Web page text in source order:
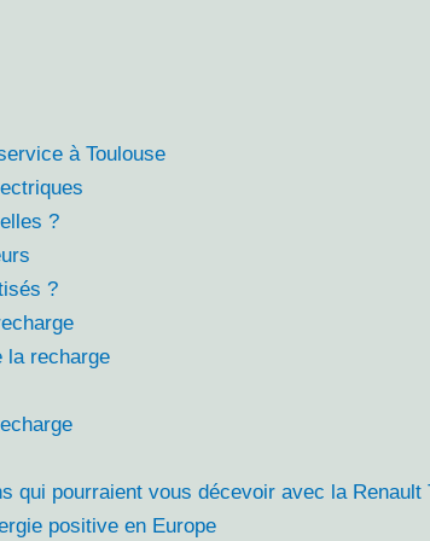
à Toulouse
?
?
la recharge
qui pourraient vous décevoir avec la Renault
positive en Europe